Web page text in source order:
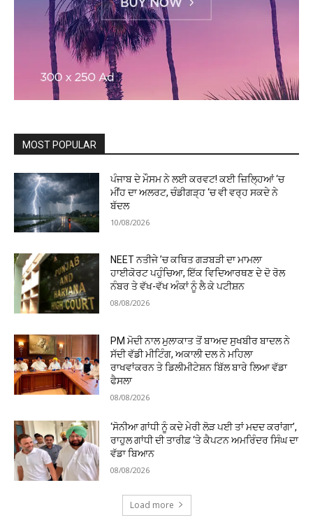
MOST POPULAR
ਪੰਜਾਬ ਦੇ ਮੌਸਮ ਨੇ ਲਈ ਕਰਵਟ! ਕਈ ਜ਼ਿਲ੍ਹਿਆਂ ‘ਚ
ਮੀਂਹ ਦਾ ਅਲਰਟ, ਚੰਡੀਗੜ੍ਹ ‘ਚ ਵੀ ਵਰ੍ਹ ਸਕਦੇ ਨੇ
ਬੱਦਲ
10/08/2026
NEET ਨਤੀਜੇ ’ਚ ਕਥਿਤ ਗੜਬੜੀ ਦਾ ਮਾਮਲਾ
ਹਾਈਕੋਰਟ ਪਹੁੰਚਿਆ, ਇੱਕ ਵਿਦਿਆਰਥਣ ਦੇ ਦੋ ਰੋਲ
ਨੰਬਰ ਤੇ ਵੱਖ-ਵੱਖ ਅੰਕਾਂ ਨੂੰ ਲੈ ਕੇ ਪਟੀਸ਼ਨ
08/08/2026
PM ਮੋਦੀ ਨਾਲ ਮੁਲਾਕਾਤ ਤੋਂ ਬਾਅਦ ਸੁਖਬੀਰ ਬਾਦਲ ਨੇ
ਸੱਦੀ ਵੱਡੀ ਮੀਟਿੰਗ, ਅਕਾਲੀ ਦਲ ਨੇ ਮਹਿਲਾ
ਰਾਖਵਾਂਕਰਨ ਤੇ ਡਿਲੀਮੀਟੇਸ਼ਨ ਬਿੱਲ ਬਾਰੇ ਲਿਆ ਵੱਡਾ
ਫੈਸਲਾ
08/08/2026
‘ਸੋਨੀਆ ਗਾਂਧੀ ਨੂੰ ਕਦੇ ਮੇਰੀ ਲੋੜ ਪਈ ਤਾਂ ਮਦਦ ਕਰਾਂਗਾ’,
ਰਾਹੁਲ ਗਾਂਧੀ ਦੀ ਤਾਰੀਫ਼ ‘ਤੇ ਕੈਪਟਨ ਅਮਰਿੰਦਰ ਸਿੰਘ ਦਾ
ਵੱਡਾ ਬਿਆਨ
08/08/2026
Load more